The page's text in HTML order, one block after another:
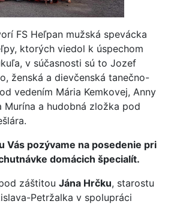
FS Heľpan mužská spevácka
ktorých viedol k úspechom
v súčasnosti sú to Jozef
ženská a dievčenská tanečno-
vedením Mária Kemkovej, Anny
Murína a hudobná zložka pod
Vás pozývame na posedenie pri
domácich špecialít.
záštitou Jána Hrčku, starostu
Petržalka v spolupráci